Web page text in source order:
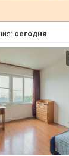
сегодня